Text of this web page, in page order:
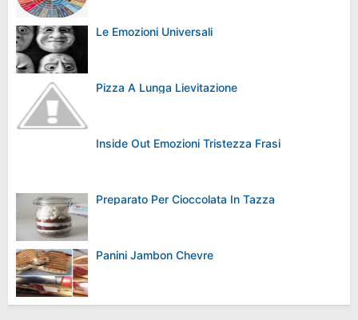
Le Emozioni Universali
Pizza A Lunga Lievitazione
Inside Out Emozioni Tristezza Frasi
Preparato Per Cioccolata In Tazza
Panini Jambon Chevre